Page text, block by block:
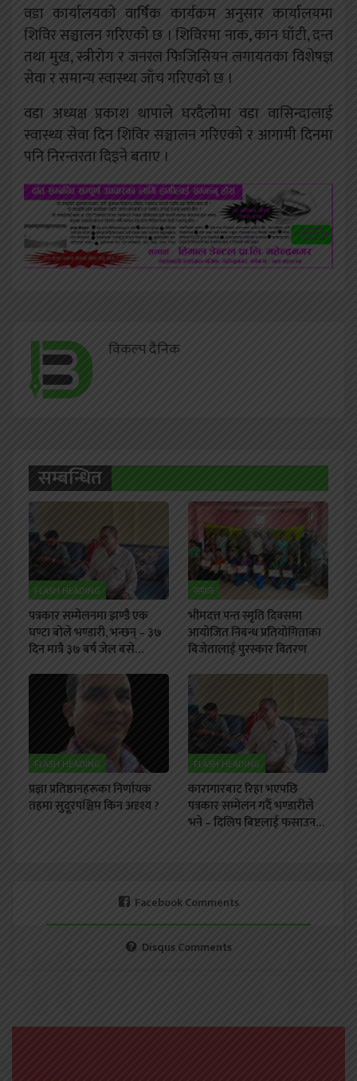
वडा कार्यालयको वार्षिक कार्यक्रम अनुसार कार्यालयमा
शिविर सञ्चालन गरिएको छ । शिविरमा नाक, कान घाँटी, दन्त
तथा मुख, स्त्रीरोग र जनरल फिजिसियन लगायतका विशेषज्ञ
सेवा र समान्य स्वास्थ्य जाँच गरिएको छ ।
वडा अध्यक्ष प्रकाश थापाले घरदैलोमा वडा वासिन्दालाई
स्वास्थ्य सेवा दिन शिविर सञ्चालन गरिएको र आगामी दिनमा
पनि निरन्तरता दिइने बताए ।
विकल्प दैनिक
सम्बन्धित
FLASH HEADING
पत्रकार सम्मेलनमा झण्डै एक
घण्टा बोले भण्डारी, भन्छन् – ३७
दिन मात्रै ३७ बर्ष जेल बसे…
समाज
भीमदत्त पन्त स्मृति दिवसमा
आयोजित निबन्ध प्रतियोगिताका
बिजेतालाई पुरस्कार वितरण
FLASH HEADING
प्रज्ञा प्रतिष्ठानहरूका निर्णायक
तहमा सुदूरपश्चिम किन अदृश्य ?
FLASH HEADING
कारागारबाट रिहा भएपछि
पत्रकार सम्मेलन गर्दै भण्डारीले
भने – दिलिप बिष्टलाई फसाउन…
Facebook Comments
Disqus Comments